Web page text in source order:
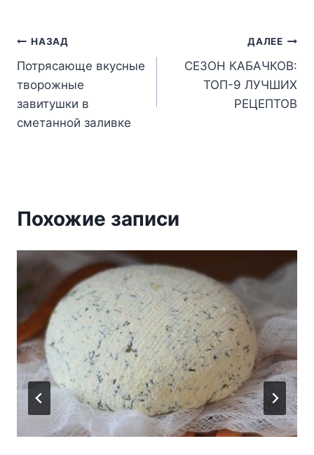
Навигация
по
записям
НАЗАД
Потрясающе вкусные
творожные
завитушки в
сметанной заливке
ДАЛЕЕ
СЕЗОН КАБАЧКОВ:
ТОП-9 ЛУЧШИХ
РЕЦЕПТОВ
Похожие записи